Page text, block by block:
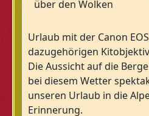
Urlaub mit der Canon
dazugehörigen
Die Aussicht auf die
bei diesem Wetter
unseren Urlaub in die
Erinnerung.